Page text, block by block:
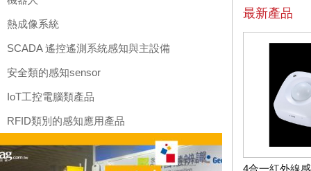
熱成像系統
SCADA 遙控遙測系統感知與主設備
安全類的感知sensor
IoT工控電腦類產品
RFID類別的感知應用產品
最新產品
4合一紅外線